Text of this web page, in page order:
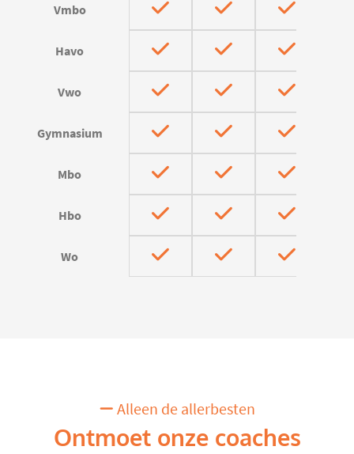
Vmbo
Havo
Vwo
Gymnasium
Mbo
Hbo
Wo
Alleen de allerbesten
Ontmoet onze coaches